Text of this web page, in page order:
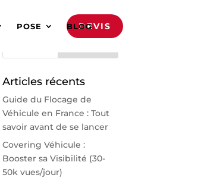
POSE BLOGDEVIS
Articles récents
Guide du Flocage de
Véhicule en France : Tout
savoir avant de se lancer
Covering Véhicule :
Booster sa Visibilité (30-
50k vues/jour)